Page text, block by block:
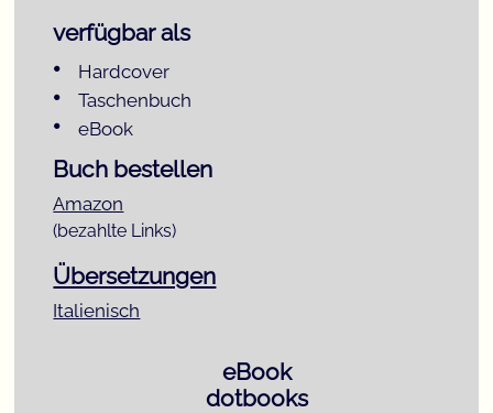
verfügbar als
Hardcover
Taschenbuch
eBook
Buch bestellen
Amazon
(bezahlte Links)
Übersetzungen
Italienisch
eBook
dotbooks